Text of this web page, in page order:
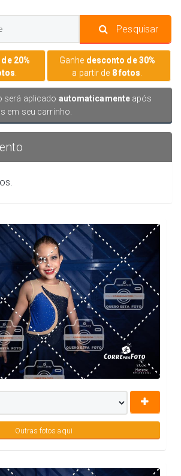
Pesquisar
20%
Ganhe desconto de 30%
a partir de 8 fotos
será aplicado automaticamente após
em seu carrinho.
Outras fotos aqui